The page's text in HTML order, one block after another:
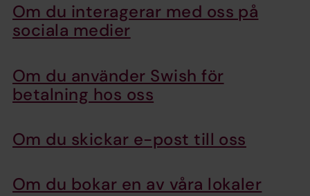
Om du interagerar med oss på
sociala medier
Om du använder Swish för
betalning hos oss
Om du skickar e-post till oss
Om du bokar en av våra lokaler